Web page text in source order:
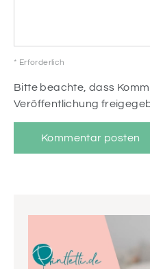
* Erforderlich
Bitte beachte, dass
Veröffentlichung